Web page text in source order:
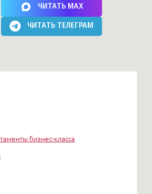
Вы соглашаетесь c политикой сайта
ЧИТАТЬ MAX
ЧИТАТЬ ТЕЛЕГРАМ
бизнес-класса